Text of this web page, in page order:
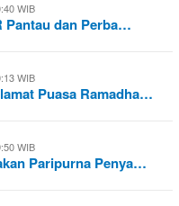
WIB
Pantau dan Perba…
WIB
Puasa Ramadha…
WIB
Paripurna Penya…